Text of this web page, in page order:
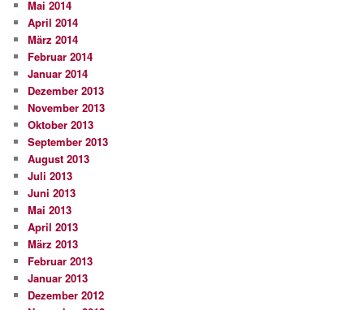
Mai 2014
April 2014
März 2014
Februar 2014
Januar 2014
Dezember 2013
November 2013
Oktober 2013
September 2013
August 2013
Juli 2013
Juni 2013
Mai 2013
April 2013
März 2013
Februar 2013
Januar 2013
Dezember 2012